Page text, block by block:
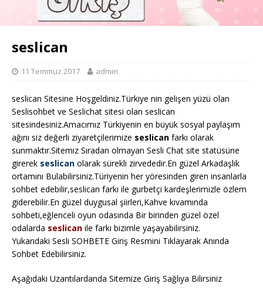
seslican
11 Temmuz 2017 admin
seslican Sitesine Hoşgeldiniz.Türkiye nin gelişen yüzü olan
Seslisohbet ve Seslichat sitesi olan seslican
sitesindesiniz.Amacımız Türkiyenin en büyük sosyal paylaşım
ağını siz değerli ziyaretçilerimize seslican farkı olarak
sunmaktır.Sitemiz Sıradan olmayan Sesli Chat site statüsüne
girerek seslican olarak sürekli zirvededir.En güzel Arkadaşlık
ortamını Bulabilirsiniz.Türiyenin her yöresinden giren insanlarla
sohbet edebilir,seslican farkı ile gurbetçi kardeşlerimizle özlem
giderebilir.En güzel duygusal şiirleri,Kahve kıvamında
sohbeti,eğlenceli oyun odasında Bir birinden güzel özel
odalarda seslican ile farkı bizimle yaşayabilirsiniz.
Yukarıdaki Sesli SOHBETE Giriş Resmini Tıklayarak Anında
Sohbet Edebilirsiniz.
Aşağıdaki Uzantılardanda Sitemize Giriş Sağlıya Bilirsiniz